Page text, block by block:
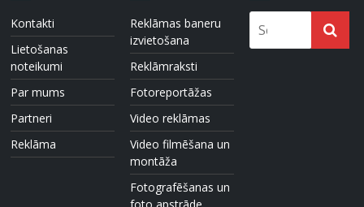
Kontakti
Lietošanas
noteikumi
Par mums
Partneri
Reklāma
Reklāmas baneru
izvietošana
Reklāmraksti
Fotoreportāžas
Video reklāmas
Video filmēšana un
montāža
Fotografēšanas un